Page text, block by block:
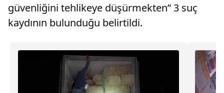
güvenliğini tehlikeye düşürmekten” 3 suç
kaydının bulunduğu belirtildi.